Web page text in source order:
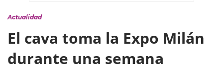
Actualidad
El cava toma la Expo Milán
durante una semana